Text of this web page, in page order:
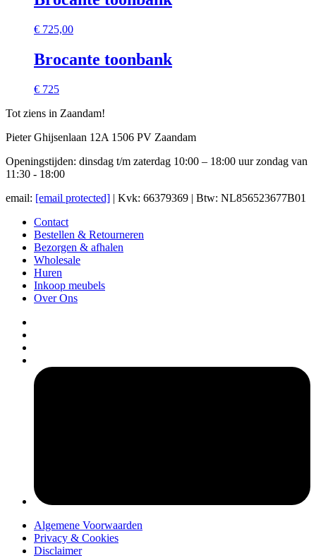
€ 725,00
Brocante toonbank
€ 725
Tot ziens in Zaandam!
Pieter Ghijsenlaan 12A 1506 PV Zaandam
Openingstijden: dinsdag t/m zaterdag 10:00 – 18:00 uur zondag van
11:30 - 18:00
email: [email protected] | Kvk: 66379369 | Btw: NL856523677B01
Contact
Bestellen & Retourneren
Bezorgen & afhalen
Wholesale
Huren
Inkoop meubels
Over Ons
Algemene Voorwaarden
Privacy & Cookies
Disclaimer